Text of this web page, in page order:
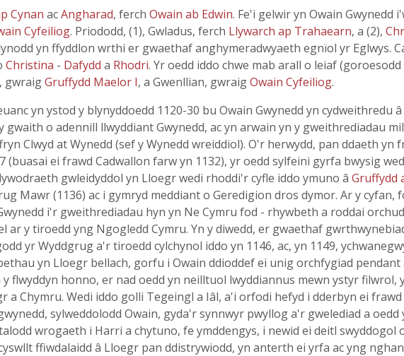
Cynan acAngharad, ferch Owain ab Edwin. Fe'i gelwir yn Owain Gwynedd
Cyfeiliog. Priododd, (1), Gwladus, ferch Llywarch ap Trahaearn, a (2),
yn ffyddlon wrthi er gwaethaf anghymeradwyaeth egnïol yr Eglwys.
Christina - Dafydd a Rhodri. Yr oedd iddo chwe mab arall o leiaf
gwraigGruffydd Maelor I, a Gwenllian, gwraigOwain Cyfeiliog.
yn ystod y blynyddoedd 1120-30 bu Owain Gwynedd yn cydweithredu
gwaith o adennill llwyddiant Gwynedd, ac yn arwain yn y gweithrediadau
Clwyd at Wynedd (sef y Wynedd wreiddiol). O'r herwydd, pan ddaeth
(buasai ei frawd Cadwallon farw yn 1132), yr oedd sylfeini gyrfa bwysig
gwleidyddol yn Lloegr wedi rhoddi'r cyfle iddo ymuno â Gruffydd
Mawr (1136) ac i gymryd meddiant o Geredigion dros dymor. Ar y
i'r gweithrediadau hyn yn Ne Cymru fod - rhywbeth a roddai
ar y tiroedd yng Ngogledd Cymru. Yn y diwedd, er gwaethaf
yr Wyddgrug a'r tiroedd cylchynol iddo yn 1146, ac, yn 1149,
yn Lloegr bellach, gorfu i Owain ddioddef ei unig orchfygiad pendant
flwyddyn honno, er nad oedd yn neilltuol lwyddiannus mewn ystyr filwrol,
a Chymru. Wedi iddo golli Tegeingl a Iâl, a'i orfodi hefyd i dderbyn ei frawd
sylweddolodd Owain, gyda'r synnwyr pwyllog a'r gwelediad a
wrogaeth i Harri a chytuno, fe ymddengys, i newid ei deitl
ffiwdalaidd â Lloegr pan ddistrywiodd, yn anterth ei yrfa ac yng